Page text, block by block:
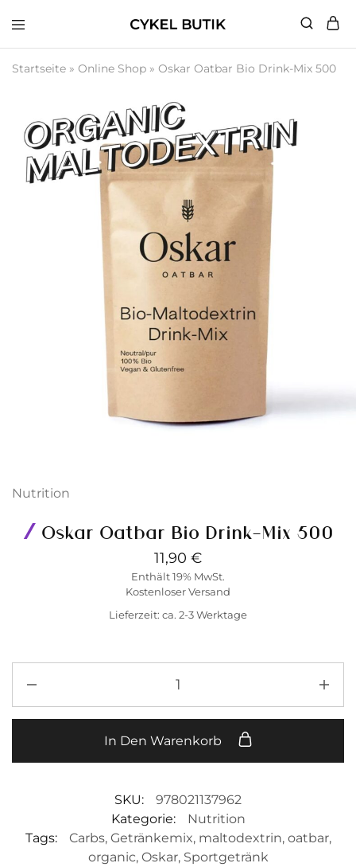
Butik
Startseite » Online Shop » Oskar Oatbar Bio Drink-Mix 500
Nutrition
Oskar Oatbar Bio Drink-Mix 500
11,90 €
Enthält 19% MwSt.
Kostenloser Versand
Lieferzeit: ca. 2-3 Werktage
In Den Warenkorb
SKU:
978021137962
Kategorie:
Nutrition
Tags:
Carbs, Getränkemix, maltodextrin, oatbar,
organic, Oskar, Sportgetränk